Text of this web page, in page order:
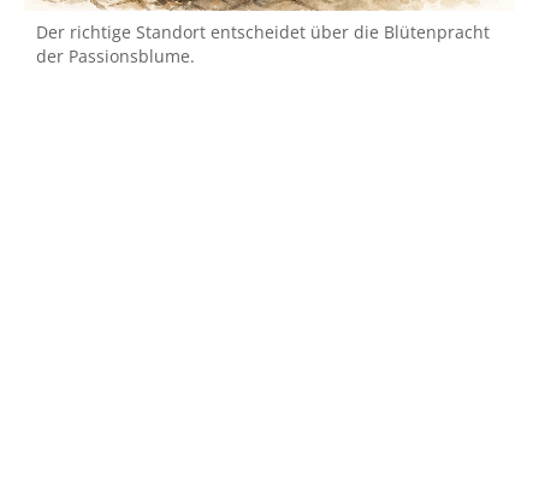
Der richtige Standort entscheidet über die Blütenpracht
der Passionsblume.